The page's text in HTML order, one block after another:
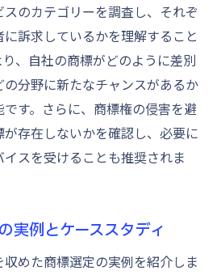
のカテゴリーを調査し、それぞ
訴求しているかを理解すること
、自社の商標がどのように差別
分野に新たなチャンスがあるか
す。さらに、商標権の侵害を避
存在しないかを確認し、必要に
スを受けることも推奨されま
実例とケーススタディ
めた商標選定の実例を紹介しま